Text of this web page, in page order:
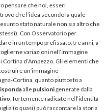
pensare che noi, esseri
che l’idea secondo la quale
stato naturale non sia altro che
Con Osservatorio per
in un tempo prefissato, tre anni, a
variazioni nell’immagine
d’Ampezzo. Gli elementi che
un’immagine
Cortina, quanto piuttosto a
alle pulsioni generate dalla
, fortemente radicate nell’identità
(o quasi) può raccontare la storia